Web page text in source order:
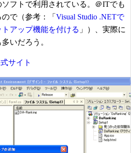
フトで利用されている。＠ITでも
で（参考：「 Visual Studio .NETで
アップ機能を付ける 」）、実際に
いだろう。
サイト